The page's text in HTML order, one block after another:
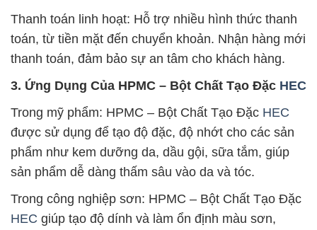
Thanh toán linh hoạt: Hỗ trợ nhiều hình thức thanh
toán, từ tiền mặt đến chuyển khoản. Nhận hàng mới
thanh toán, đảm bảo sự an tâm cho khách hàng.
3. Ứng Dụng Của HPMC – Bột Chất Tạo Đặc HEC
Trong mỹ phẩm: HPMC – Bột Chất Tạo Đặc HEC
được sử dụng để tạo độ đặc, độ nhớt cho các sản
phẩm như kem dưỡng da, dầu gội, sữa tắm, giúp
sản phẩm dễ dàng thấm sâu vào da và tóc.
Trong công nghiệp sơn: HPMC – Bột Chất Tạo Đặc
HEC giúp tạo độ dính và làm ổn định màu sơn,